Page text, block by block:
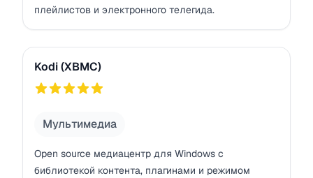
плейлистов и электронного телегида.
Kodi (XBMC)
Kodi (XBMC)
Мультимедиа
Open source медиацентр для Windows с
библиотекой контента, плагинами и режимом